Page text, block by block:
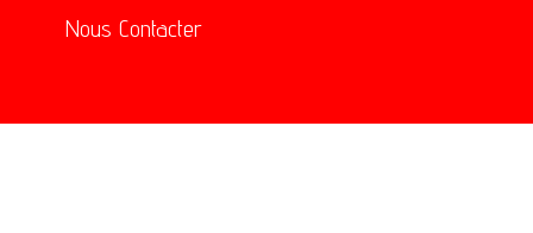
Nous Contacter